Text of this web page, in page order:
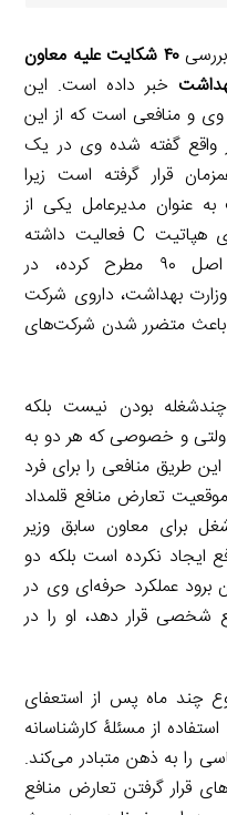
۴۰ شکایت علیه معاون
خبر داده است. این
و منافعی است که از این
واقع گفته شده وی در یک
قرار گرفته است زیرا
عنوان مدیرعامل یکی از
شرکت‌های دارویی تولیدکننده داروی هپاتیت C فعالیت داشته
است و آن‌گونه که کمیسیون اصل ۹۰ مطرح کرده، در
بهداشت، داروی شرکت
باعث متضرر شدن شرکت‌های
بودن نیست بلکه
و خصوصی که هر دو به
طریق منافعی را برای فرد
تعارض منافع قلمداد
برای معاون سابق وزیر
ایجاد نکرده است بلکه دو
برود عملکرد حرفه‌ای وی در
شخصی قرار دهد، او را در
چند ماه پس از استعفای
از مسئلۀ کارشناسانه
را به ذهن متبادر می‌کند.
قرار گرفتن تعارض منافع